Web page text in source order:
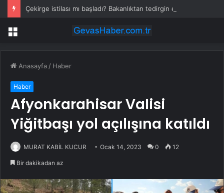
Menü
Anasayfa / Haber
Haber
Afyonkarahisar Valisi
Yiğitbaşı yol açılışına katıldı
MURAT KABİL KUCUR Ocak 14, 2023 0 12
Bir dakikadan az